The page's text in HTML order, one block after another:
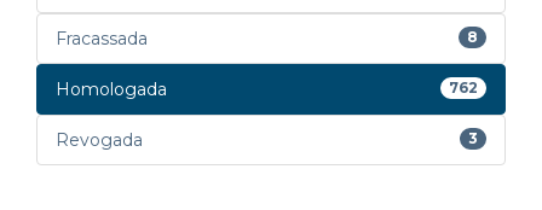
Fracassada 8
Homologada 762
Revogada 3